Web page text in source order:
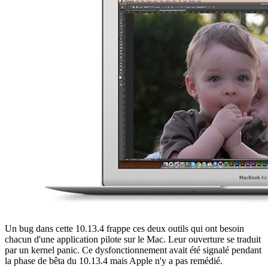
Un bug dans cette 10.13.4 frappe ces deux outils qui ont besoin
chacun d'une application pilote sur le Mac. Leur ouverture se traduit
par un kernel panic. Ce dysfonctionnement avait été signalé pendant
la phase de bêta du 10.13.4 mais Apple n'y a pas remédié.